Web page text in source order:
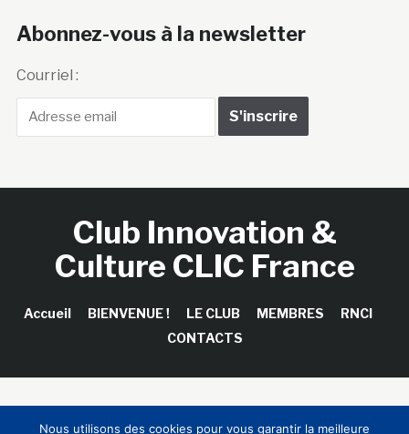
Abonnez-vous à la newsletter
Courriel :
Club Innovation &
Culture CLIC France
Accueil BIENVENUE ! LE CLUB MEMBRES
RNCI
CONTACTS
Nous utilisons des cookies pour vous garantir la meilleure